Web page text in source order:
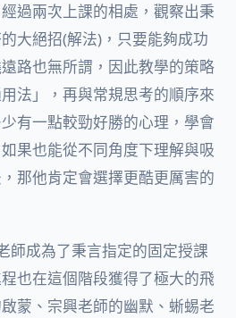
過兩次上課的相處，觀察出秉
大絕招(解法)，只要能夠成功
路也無所謂，因此教學的策略
法」，再與常規思考的順序來
有一點較勁好勝的心理，學會
果也能從不同角度下理解與吸
那他肯定會選擇更酷更厲害的
師成為了秉言指定的固定授課
也在這個階段獲得了極大的飛
蒙、宗興老師的幽默、蜥蜴老